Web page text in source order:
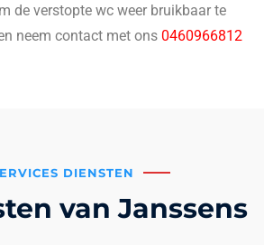
de verstopte wc weer bruikbaar te
neem contact met ons 0460966812
DIENSTEN
van Janssens